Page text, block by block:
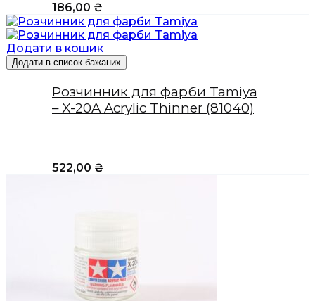
186,00 ₴
Додати в кошик
Додати в список бажаних
Розчинник для фарби Tamiya
– X-20A Acrylic Thinner (81040)
522,00 ₴